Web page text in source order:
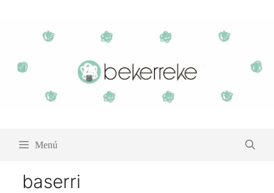
contenido
Menú
baserri